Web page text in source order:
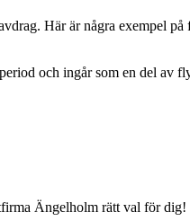
Här är några exempel
och ingår som en del av
Ängelholm rätt val för